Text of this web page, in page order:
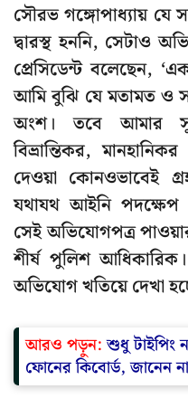
সৌরভ গঙ্গোপাধ্যায় যে
দ্বারস্থ হননি, সেটাও
প্রেসিডেন্ট বলেছেন,
আমি বুঝি যে মতামত ও
অংশ। তবে আমার
বিভ্রান্তিকর,
দেওয়া কোনওভাবেই
যথাযথ আইনি পদক্ষেপ
সেই অভিযোগপত্র
শীর্ষ পুলিশ
অভিযোগ খতিয়ে দেখা
আরও পড়ুন: শুধু টাইপিং
ফোনের কিবোর্ড, জানেন